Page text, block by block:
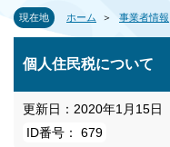
現在地 ホーム 事業者情報
個人住民税について
更新日：2020年1月15日
ID番号： 679